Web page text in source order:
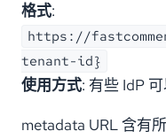
格式:
https://
tenant-id}
使用方式: 有些 IdP
metadata URL 含有